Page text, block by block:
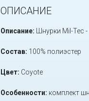
ОПИСАНИЕ
Описание: Шнурки Mil-Tec
Состав: 100% полиэстер
Цвет: Coyote
Особенности: комплект